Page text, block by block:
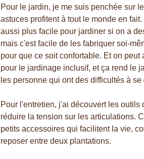
Pour le jardin, je me suis penchée sur
astuces profitent à tout le monde en
aussi plus facile pour jardiner si on a
mais c'est facile de les fabriquer soi-
pour que ce soit confortable. Et on
pour le jardinage inclusif, et ça rend le
les personne qui ont des difficultés à
Pour l'entretien, j'ai découvert les
réduire la tension sur les articulations.
petits accessoires qui facilitent la vie,
reposer entre deux plantations.